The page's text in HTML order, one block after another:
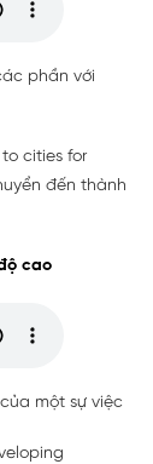
phần với
cities for
đến thành
cao
một sự việc